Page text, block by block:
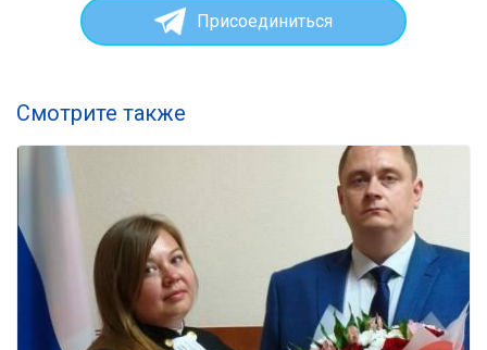
Присоединиться
Смотрите также